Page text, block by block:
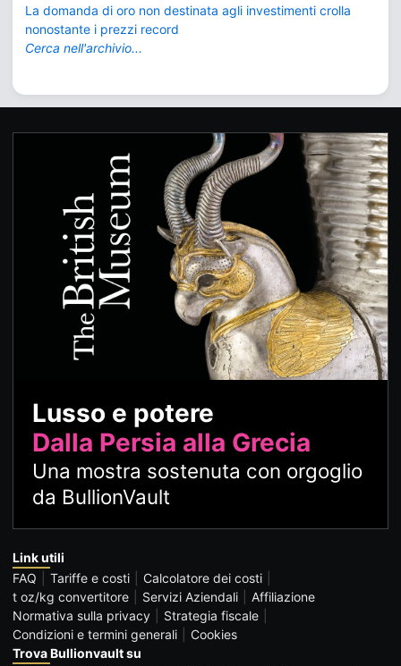
La domanda di oro non destinata agli investimenti crolla
nonostante i prezzi record
Cerca nell'archivio...
Lusso e potere
Dalla Persia alla Grecia
Una mostra sostenuta con orgoglio
da BullionVault
Link utili
FAQ
Tariffe e costi
Calcolatore dei costi
t oz/kg convertitore
Servizi Aziendali
Affiliazione
Normativa sulla privacy
Strategia fiscale
Condizioni e termini generali
Cookies
Trova Bullionvault su